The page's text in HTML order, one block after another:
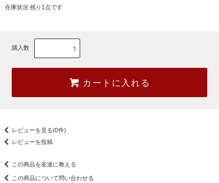
在庫状況 残り1点です
購入数
カートに入れる
レビューを見る(0件)
レビューを投稿
この商品を友達に教える
この商品について問い合わせる